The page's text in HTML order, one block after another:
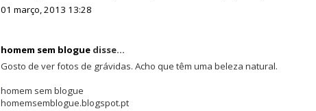
01 março, 2013 13:28
homem sem bloguedisse...
Gosto de ver fotos de grávidas. Acho que têm uma beleza natural.
homem sem blogue
homemsemblogue.blogspot.pt